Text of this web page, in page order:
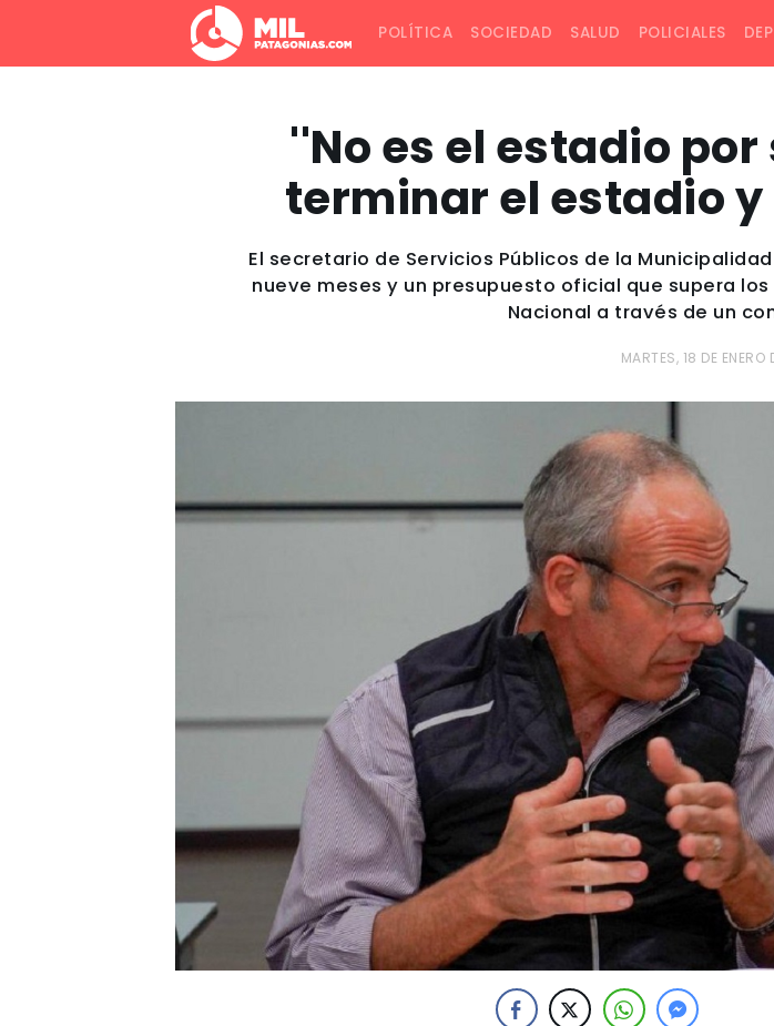
POLÍTICA SOCIEDAD SALUD POLICIALES
''No es el estadio
terminar el estadio y
El secretario de Servicios Públicos de la
nueve meses y un presupuesto oficial que supera
Nacional a través de un
MARTES, 18 DE